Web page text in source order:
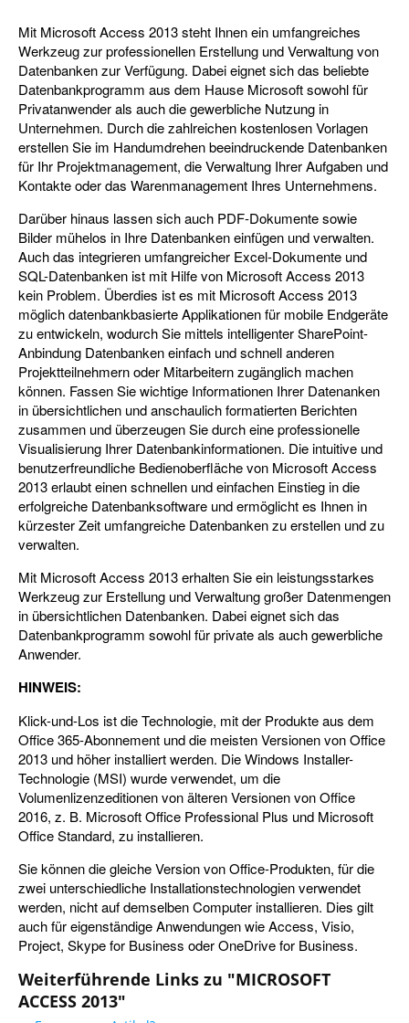
Mit Microsoft Access 2013 steht Ihnen ein umfangreiches
Werkzeug zur professionellen Erstellung und Verwaltung von
Datenbanken zur Verfügung. Dabei eignet sich das beliebte
Datenbankprogramm aus dem Hause Microsoft sowohl für
Privatanwender als auch die gewerbliche Nutzung in
Unternehmen. Durch die zahlreichen kostenlosen Vorlagen
erstellen Sie im Handumdrehen beeindruckende Datenbanken
für Ihr Projektmanagement, die Verwaltung Ihrer Aufgaben und
Kontakte oder das Warenmanagement Ihres Unternehmens.
Darüber hinaus lassen sich auch PDF-Dokumente sowie
Bilder mühelos in Ihre Datenbanken einfügen und verwalten.
Auch das integrieren umfangreicher Excel-Dokumente und
SQL-Datenbanken ist mit Hilfe von Microsoft Access 2013
kein Problem. Überdies ist es mit Microsoft Access 2013
möglich datenbankbasierte Applikationen für mobile Endgeräte
zu entwickeln, wodurch Sie mittels intelligenter SharePoint-
Anbindung Datenbanken einfach und schnell anderen
Projektteilnehmern oder Mitarbeitern zugänglich machen
können. Fassen Sie wichtige Informationen Ihrer Datenanken
in übersichtlichen und anschaulich formatierten Berichten
zusammen und überzeugen Sie durch eine professionelle
Visualisierung Ihrer Datenbankinformationen. Die intuitive und
benutzerfreundliche Bedienoberfläche von Microsoft Access
2013 erlaubt einen schnellen und einfachen Einstieg in die
erfolgreiche Datenbanksoftware und ermöglicht es Ihnen in
kürzester Zeit umfangreiche Datenbanken zu erstellen und zu
verwalten.
Mit Microsoft Access 2013 erhalten Sie ein leistungsstarkes
Werkzeug zur Erstellung und Verwaltung großer Datenmengen
in übersichtlichen Datenbanken. Dabei eignet sich das
Datenbankprogramm sowohl für private als auch gewerbliche
Anwender.
HINWEIS:
Klick-und-Los ist die Technologie, mit der Produkte aus dem
Office 365-Abonnement und die meisten Versionen von Office
2013 und höher installiert werden. Die Windows Installer-
Technologie (MSI) wurde verwendet, um die
Volumenlizenzeditionen von älteren Versionen von Office
2016, z. B. Microsoft Office Professional Plus und Microsoft
Office Standard, zu installieren.
Sie können die gleiche Version von Office-Produkten, für die
zwei unterschiedliche Installationstechnologien verwendet
werden, nicht auf demselben Computer installieren. Dies gilt
auch für eigenständige Anwendungen wie Access, Visio,
Project, Skype for Business oder OneDrive for Business.
Weiterführende Links zu "MICROSOFT
ACCESS 2013"